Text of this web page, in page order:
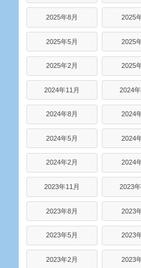
2025年8月 2025
2025年5月 2025
2025年2月 2025
2024年11月 2024
2024年8月 2024
2024年5月 2024
2024年2月 2024
2023年11月 2023
2023年8月 2023
2023年5月 2023
2023年2月 2023